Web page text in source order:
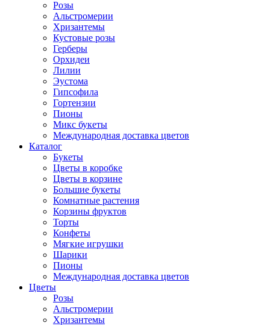
Розы
Альстромерии
Хризантемы
Кустовые розы
Герберы
Орхидеи
Лилии
Эустома
Гипсофила
Гортензии
Пионы
Микс букеты
Международная доставка цветов
Каталог
Букеты
Цветы в коробке
Цветы в корзине
Большие букеты
Комнатные растения
Корзины фруктов
Торты
Конфеты
Мягкие игрушки
Шарики
Пионы
Международная доставка цветов
Цветы
Розы
Альстромерии
Хризантемы